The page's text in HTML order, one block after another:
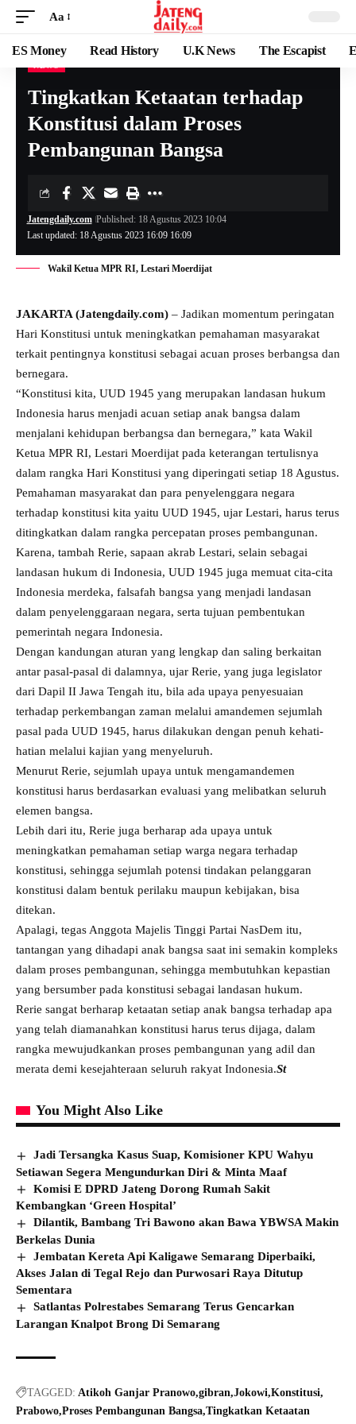
Aa
ES Money Read History U.K News The Escapist
Tingkatkan Ketaatan terhadap
Konstitusi dalam Proses
Pembangunan Bangsa
Last updated: 18 Agustus 2023 16:09 16:09
Jatengdaily.com Published: 18 Agustus 2023 10:04
Wakil Ketua MPR RI, Lestari Moerdijat
JAKARTA (Jatengdaily.com) – Jadikan momentum peringatan
Hari Konstitusi untuk meningkatkan pemahaman masyarakat
terkait pentingnya konstitusi sebagai acuan proses berbangsa dan
bernegara.
“Konstitusi kita, UUD 1945 yang merupakan landasan hukum
Indonesia harus menjadi acuan setiap anak bangsa dalam
menjalani kehidupan berbangsa dan bernegara,” kata Wakil
Ketua MPR RI, Lestari Moerdijat pada keterangan tertulisnya
dalam rangka Hari Konstitusi yang diperingati setiap 18 Agustus.
Pemahaman masyarakat dan para penyelenggara negara
terhadap konstitusi kita yaitu UUD 1945, ujar Lestari, harus terus
ditingkatkan dalam rangka percepatan proses pembangunan.
Karena, tambah Rerie, sapaan akrab Lestari, selain sebagai
landasan hukum di Indonesia, UUD 1945 juga memuat cita-cita
Indonesia merdeka, falsafah bangsa yang menjadi landasan
dalam penyelenggaraan negara, serta tujuan pembentukan
pemerintah negara Indonesia.
Dengan kandungan aturan yang lengkap dan saling berkaitan
antar pasal-pasal di dalamnya, ujar Rerie, yang juga legislator
dari Dapil II Jawa Tengah itu, bila ada upaya penyesuaian
terhadap perkembangan zaman melalui amandemen sejumlah
pasal pada UUD 1945, harus dilakukan dengan penuh kehati-
hatian melalui kajian yang menyeluruh.
Menurut Rerie, sejumlah upaya untuk mengamandemen
konstitusi harus berdasarkan evaluasi yang melibatkan seluruh
elemen bangsa.
Lebih dari itu, Rerie juga berharap ada upaya untuk
meningkatkan pemahaman setiap warga negara terhadap
konstitusi, sehingga sejumlah potensi tindakan pelanggaran
konstitusi dalam bentuk perilaku maupun kebijakan, bisa
ditekan.
Apalagi, tegas Anggota Majelis Tinggi Partai NasDem itu,
tantangan yang dihadapi anak bangsa saat ini semakin kompleks
dalam proses pembangunan, sehingga membutuhkan kepastian
yang bersumber pada konstitusi sebagai landasan hukum.
Rerie sangat berharap ketaatan setiap anak bangsa terhadap apa
yang telah diamanahkan konstitusi harus terus dijaga, dalam
rangka mewujudkankan proses pembangunan yang adil dan
merata demi kesejahteraan seluruh rakyat Indonesia.St
You Might Also Like
Jadi Tersangka Kasus Suap, Komisioner KPU Wahyu
Setiawan Segera Mengundurkan Diri & Minta Maaf
Komisi E DPRD Jateng Dorong Rumah Sakit
Kembangkan ‘Green Hospital’
Dilantik, Bambang Tri Bawono akan Bawa YBWSA Makin
Berkelas Dunia
Jembatan Kereta Api Kaligawe Semarang Diperbaiki,
Akses Jalan di Tegal Rejo dan Purwosari Raya Ditutup
Sementara
Satlantas Polrestabes Semarang Terus Gencarkan
Larangan Knalpot Brong Di Semarang
TAGGED: Atikoh Ganjar Pranowo gibran Jokowi Konstitusi
Prabowo Proses Pembangunan Bangsa Tingkatkan Ketaatan